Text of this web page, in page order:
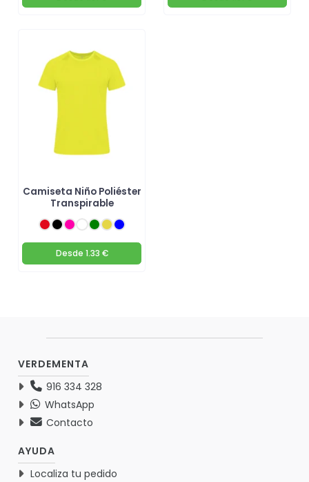
Camiseta Niño Poliéster
Transpirable
Desde 1.33 €
VERDEMENTA
916 334 328
WhatsApp
Contacto
AYUDA
Localiza tu pedido